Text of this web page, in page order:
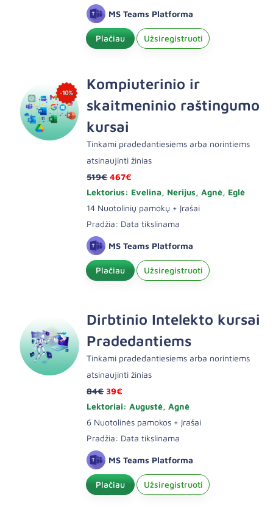
MS Teams Platforma
Plačiau Užsiregistruoti
Kompiuterinio ir
skaitmeninio raštingumo
kursai
Tinkami pradedantiesiems arba norintiems
atsinaujinti žinias
519€ 467€
Lektorius: Evelina, Nerijus, Agnė, Eglė
14 Nuotolinių pamokų + Įrašai
Pradžia: Data tikslinama
MS Teams Platforma
Plačiau Užsiregistruoti
Dirbtinio Intelekto kursai
Pradedantiems
Tinkami pradedantiesiems arba norintiems
atsinaujinti žinias
84€ 39€
Lektoriai: Augustė, Agnė
6 Nuotolinės pamokos + Įrašai
Pradžia: Data tikslinama
MS Teams Platforma
Plačiau Užsiregistruoti